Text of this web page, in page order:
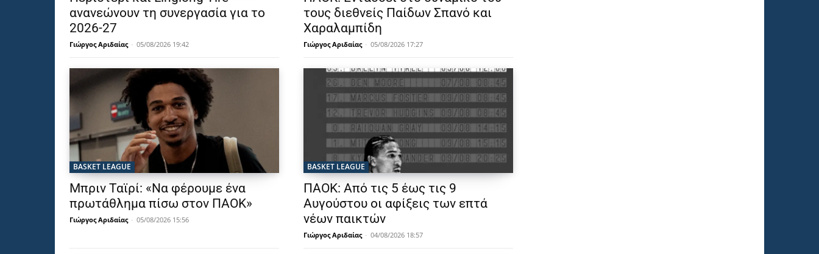
ανανεώνουν τη συνεργασία για το
2026-27
Γιώργος Αριδαίας - 05/08/2026 19:42
τους διεθνείς Παίδων Σπανό και
Χαραλαμπίδη
Γιώργος Αριδαίας - 05/08/2026 17:27
BASKET LEAGUE
Μπριν Ταϊρί: «Να φέρουμε ένα
πρωτάθλημα πίσω στον ΠΑΟΚ»
Γιώργος Αριδαίας - 05/08/2026 15:56
BASKET LEAGUE
ΠΑΟΚ: Από τις 5 έως τις 9
Αυγούστου οι αφίξεις των επτά
νέων παικτών
Γιώργος Αριδαίας - 04/08/2026 18:57